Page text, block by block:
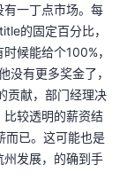
一丁点市场。每
的固定百分比，
候能给个100%，
没有更多奖金了，
贡献，部门经理决
比较透明的薪资结
而已。这可能也是
发展，的确到手